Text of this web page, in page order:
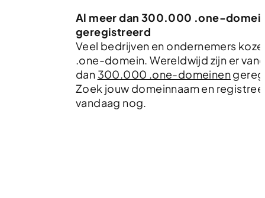
Al meer dan 300.000 .one-
geregistreerd
Veel bedrijven en ondernemers
.one-domein. Wereldwijd zijn er
dan 300.000 .one-domeinen
Zoek jouw domeinnaam en
vandaag nog.